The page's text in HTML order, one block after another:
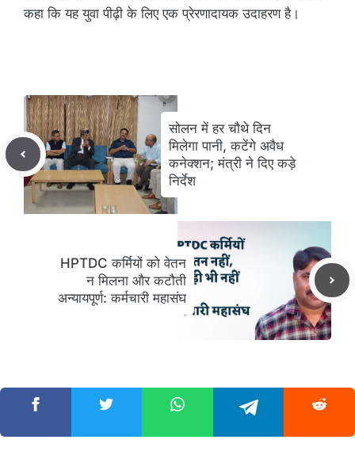
कहा कि यह युवा पीढ़ी के लिए एक प्रेरणादायक उदाहरण है।
सोलन में हर चौथे दिन
मिलेगा पानी, कटेंगे अवैध
कनेक्शन; मंत्री ने दिए कड़े
निर्देश
HPTDC कर्मियों को वेतन
न मिलना और कटौती
अन्यायपूर्ण: कर्मचारी महासंघ